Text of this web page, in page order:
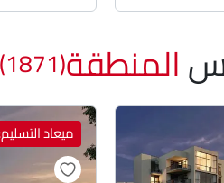
المنطقة(1871)
ميعاد التسليم: 2028